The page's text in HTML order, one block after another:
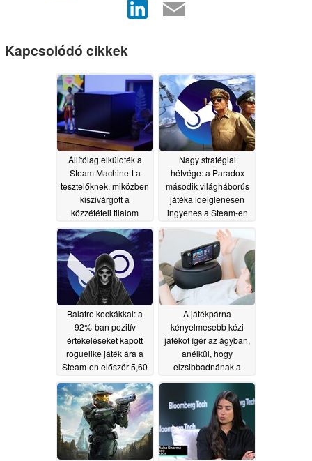
Kapcsolódó cikkek
Állítólag elküldték a
Steam Machine-t a
tesztelőknek, miközben
kiszivárgott a
közzétételi tilalom
tartalma
06/13/2026
Nagy stratégiai
hétvége: a Paradox
második világháborús
játéka ideiglenesen
ingyenes a Steam-en
Balatro kockákkal: a
92%-ban pozitív
értékeléseket kapott
roguelike játék ára a
Steam-en először 5,60
06/12/2026
A játékpárna
kényelmesebb kézi
játékot ígér az ágyban,
anélkül, hogy
elzsibbadnának a
06/12/2026